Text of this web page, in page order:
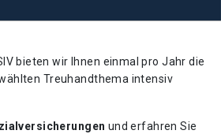
bieten wir Ihnen einmal pro Jahr die
Treuhandthema intensiv
und erfahren Sie